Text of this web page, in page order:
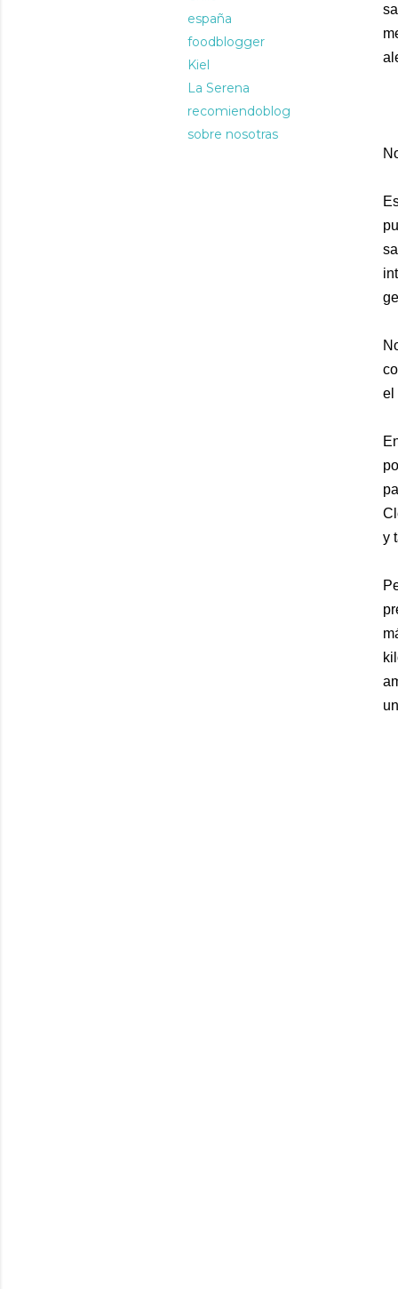
españa
foodblogger
Kiel
La Serena
recomiendoblog
sobre nosotras
el
y